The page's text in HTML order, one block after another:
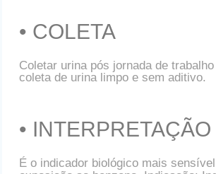
• COLETA
Coletar urina pós jornada de
coleta de urina limpo e sem aditivo.
• INTERPRETAÇÃO
É o indicador biológico mais